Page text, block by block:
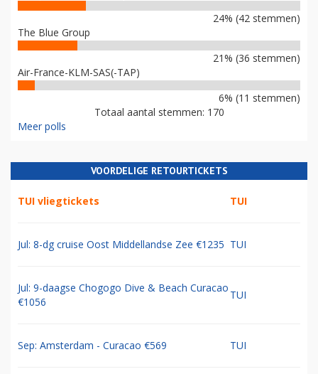
24% (42 stemmen)
The Blue Group
21% (36 stemmen)
Air-France-KLM-SAS(-TAP)
6% (11 stemmen)
Totaal aantal stemmen: 170
Meer polls
VOORDELIGE RETOURTICKETS
TUI vliegtickets TUI
Jul: 8-dg cruise Oost Middellandse Zee €1235 TUI
Jul: 9-daagse Chogogo Dive & Beach Curacao
€1056
TUI
Sep: Amsterdam - Curacao €569 TUI